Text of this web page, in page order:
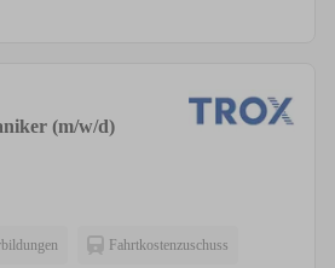
(m/w/d)
Fahrtkostenzuschuss